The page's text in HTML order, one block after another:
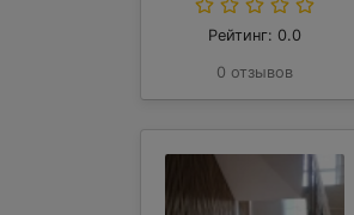
Рейтинг: 0.0
0 отзывов